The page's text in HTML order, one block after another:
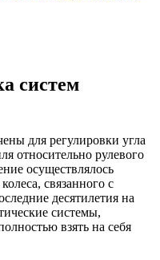
систем
для регулировки угла
относительно рулевого
осуществлялось
связанного с
десятилетия на
системы,
взять на себя